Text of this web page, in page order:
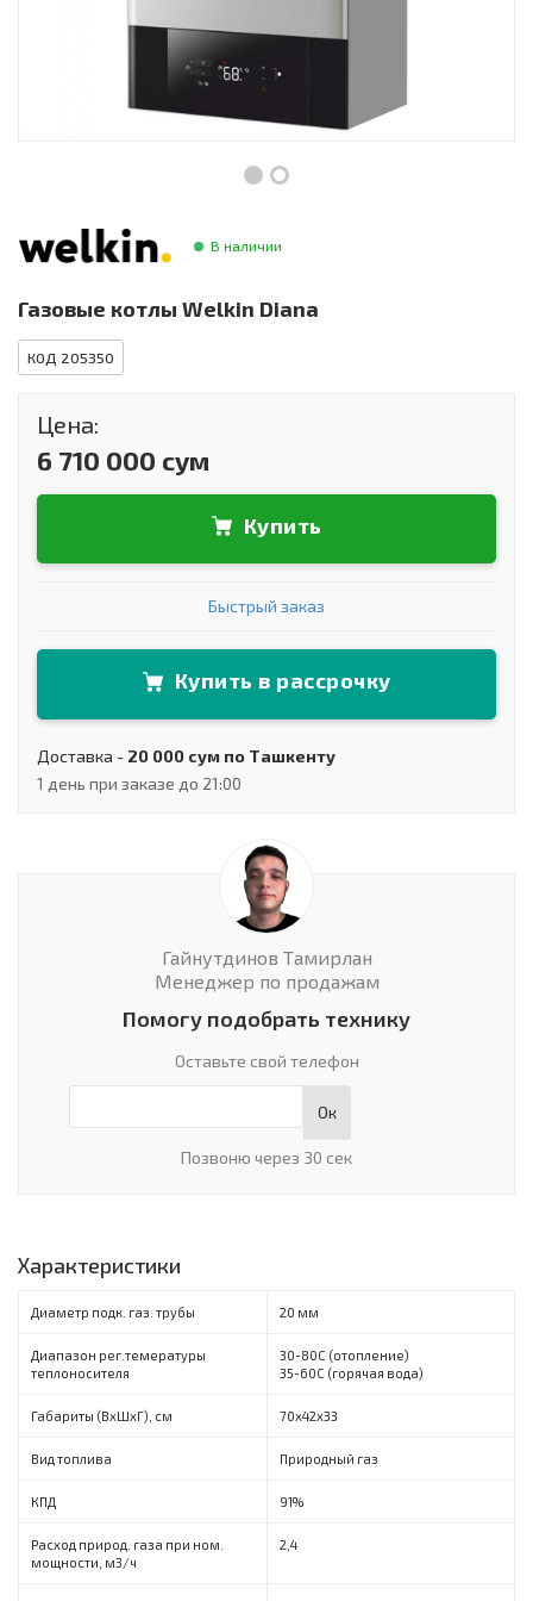
Красота и здоровье
Сантехника В наличии
Газовые котлы Welkin Diana
КОД 205350
Цена:
6 710 000 сум
Купить
Быстрый заказ
Купить в рассрочку
Доставка - 20 000 сум по Ташкенту
1 день при заказе до 21:00
Гайнутдинов Тамирлан
Менеджер по продажам
Помогу подобрать технику
Оставьте свой телефон
Ок
Позвоню через 30 сек
Характеристики
Диаметр подк. газ. трубы 20 мм
Диапазон рег.темературы
теплоносителя
30-80С (отопление)
35-60С (горячая вода)
Габариты (ВхШхГ), см 70х42х33
Вид топлива Природный газ
КПД 91%
Расход природ. газа при ном.
мощности, м3/ч
2,4